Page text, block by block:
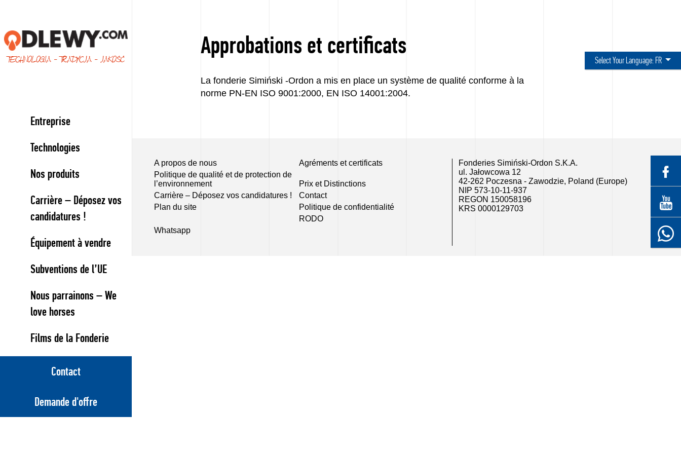
TECHNOLOGIA - TRADYCJA - JAKOŚĆ
Entreprise
Technologies
Nos produits
Carrière – Déposez vos
candidatures !
Équipement à vendre
Subventions de l’UE
Nous parrainons – We
love horses
Films de la Fonderie
Contact
Demande d'offre
Select Your Language: FR
Approbations et certificats
La fonderie Simiński -Ordon a mis en place un système de qualité conforme à la
norme PN-EN ISO 9001:2000, EN ISO 14001:2004.
A propos de nous
Agréments et certificats
Politique de qualité et de protection de
l’environnement
Prix et Distinctions
Carrière – Déposez vos candidatures !
Contact
Plan du site
Politique de confidentialité
RODO
Whatsapp
Fonderies Simiński-Ordon S.K.A.
ul. Jałowcowa 12
42-262 Poczesna - Zawodzie, Poland (Europe)
NIP 573-10-11-937
REGON 150058196
KRS 0000129703